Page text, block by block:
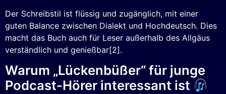
Der Schreibstil ist flüssig und zugänglich, mit einer
guten Balance zwischen Dialekt und Hochdeutsch. Dies
macht das Buch auch für Leser außerhalb des Allgäus
verständlich und genießbar[2].
Warum „Lückenbüßer“ für junge
Podcast-Hörer interessant ist